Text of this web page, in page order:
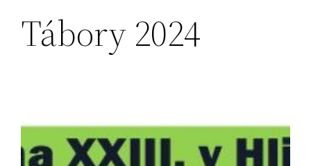
Tábory 2024